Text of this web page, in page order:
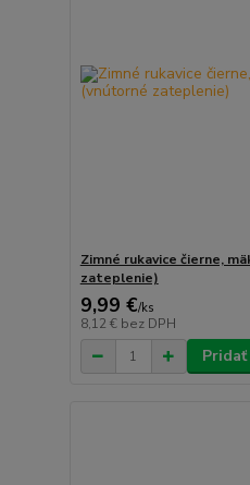
Zimné rukavice čierne,
zateplenie)
9,99 €/ks
8,12 € bez DPH